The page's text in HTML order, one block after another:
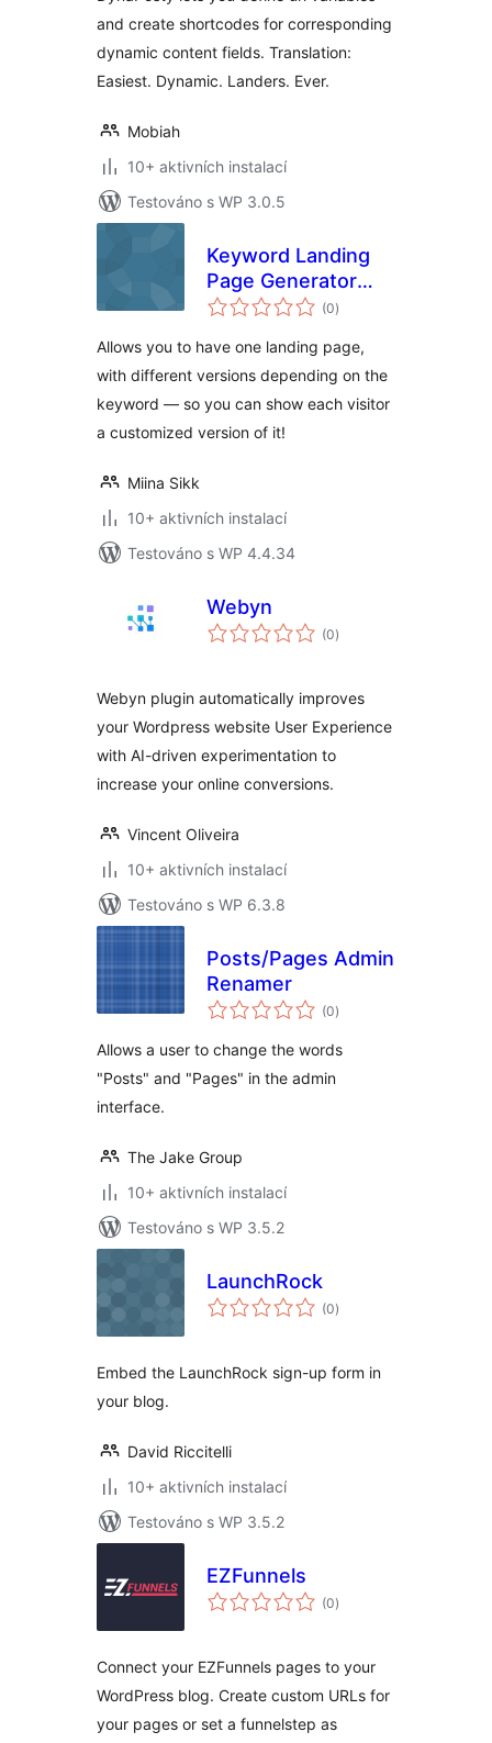
and create shortcodes for corresponding
dynamic content fields. Translation:
Easiest. Dynamic. Landers. Ever.
Mobiah
10+ aktivních instalací
Testováno s WP 3.0.5
Keyword Landing
Page Generator
(Free)
(0celkové
hodnocení
)
Allows you to have one landing page,
with different versions depending on the
keyword — so you can show each visitor
a customized version of it!
Miina Sikk
10+ aktivních instalací
Testováno s WP 4.4.34
Webyn
(0celkové
hodnocení
)
Webyn plugin automatically improves
your Wordpress website User Experience
with AI-driven experimentation to
increase your online conversions.
Vincent Oliveira
10+ aktivních instalací
Testováno s WP 6.3.8
Posts/Pages Admin
Renamer
(0celkové
hodnocení
)
Allows a user to change the words
"Posts" and "Pages" in the admin
interface.
The Jake Group
10+ aktivních instalací
Testováno s WP 3.5.2
LaunchRock
(0celkové
hodnocení
)
Embed the LaunchRock sign-up form in
your blog.
David Riccitelli
10+ aktivních instalací
Testováno s WP 3.5.2
EZFunnels
(0celkové
hodnocení
)
Connect your EZFunnels pages to your
WordPress blog. Create custom URLs for
your pages or set a funnelstep as